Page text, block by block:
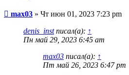
Сообщение
max03 » Чт июн 01, 2023 7:23 pm
denis_instписал(а): ↑
Пн май 29, 2023 6:45 am
max03 писал(а): ↑
Пт май 26, 2023 6:47 pm